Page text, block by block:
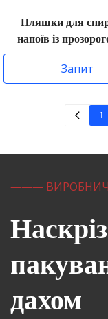
Пляшки для
напоїв із
Запит
1
———
дахом